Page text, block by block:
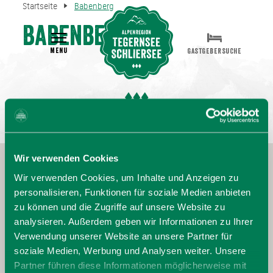
Wir verwenden Cookies
Wir verwenden Cookies, um Inhalte und Anzeigen zu
personalisieren, Funktionen für soziale Medien anbieten
zu können und die Zugriffe auf unsere Website zu
analysieren. Außerdem geben wir Informationen zu Ihrer
Verwendung unserer Website an unsere Partner für
soziale Medien, Werbung und Analysen weiter. Unsere
Partner führen diese Informationen möglicherweise mit
Startseite Babenberg
Babenberg
MENU GASTGEBERSUCHE